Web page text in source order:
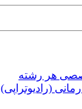
هر رشته
(رادیوتراپی)